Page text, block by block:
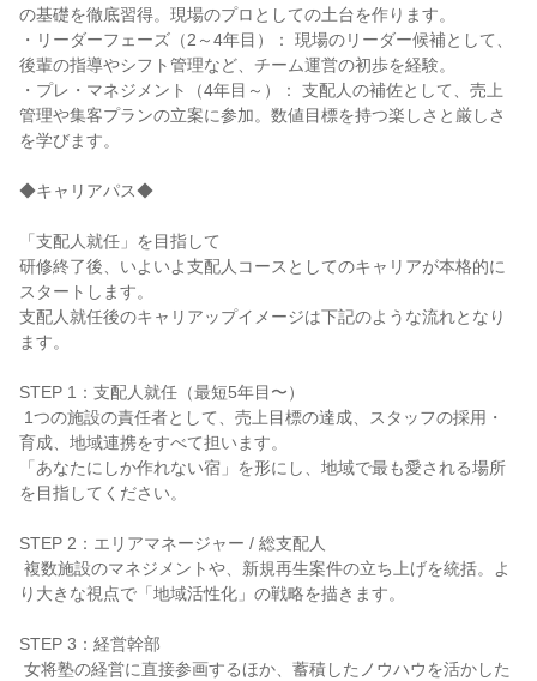
の基礎を徹底習得。現場のプロとしての土台を作ります。
・リーダーフェーズ（2～4年目）： 現場のリーダー候補として、
後輩の指導やシフト管理など、チーム運営の初歩を経験。
・プレ・マネジメント（4年目～）： 支配人の補佐として、売上
管理や集客プランの立案に参加。数値目標を持つ楽しさと厳しさ
を学びます。
◆キャリアパス◆
「支配人就任」を目指して
研修終了後、いよいよ支配人コースとしてのキャリアが本格的に
スタートします。
支配人就任後のキャリアップイメージは下記のような流れとなり
ます。
STEP 1：支配人就任（最短5年目〜）
育成、地域連携をすべて担います。
「あなたにしか作れない宿」を形にし、地域で最も愛される場所
を目指してください。
STEP 2：エリアマネージャー / 総支配人
り大きな視点で「地域活性化」の戦略を描きます。
STEP 3：経営幹部